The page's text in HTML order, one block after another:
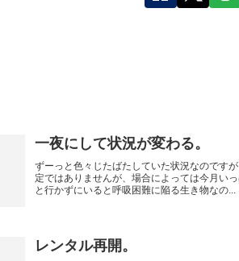
一夜にして状況が変わる。
ずーっと色々じたばたしていた状況なのです
定ではありませんが、場合によっては今月い
と行かずにいると呼吸困難に陥る生き物なの...
レンタル再開。